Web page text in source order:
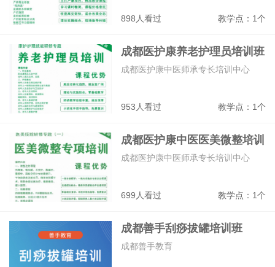
898人看过 教学点：1个
成都医护康养老护理员培训班
953人看过 教学点：1个
成都医护康中医师承专长培训中心
成都医护康中医医美微整培训
班
699人看过 教学点：1个
成都医护康中医师承专长培训中心
成都善手刮痧拔罐培训班
成都善手教育